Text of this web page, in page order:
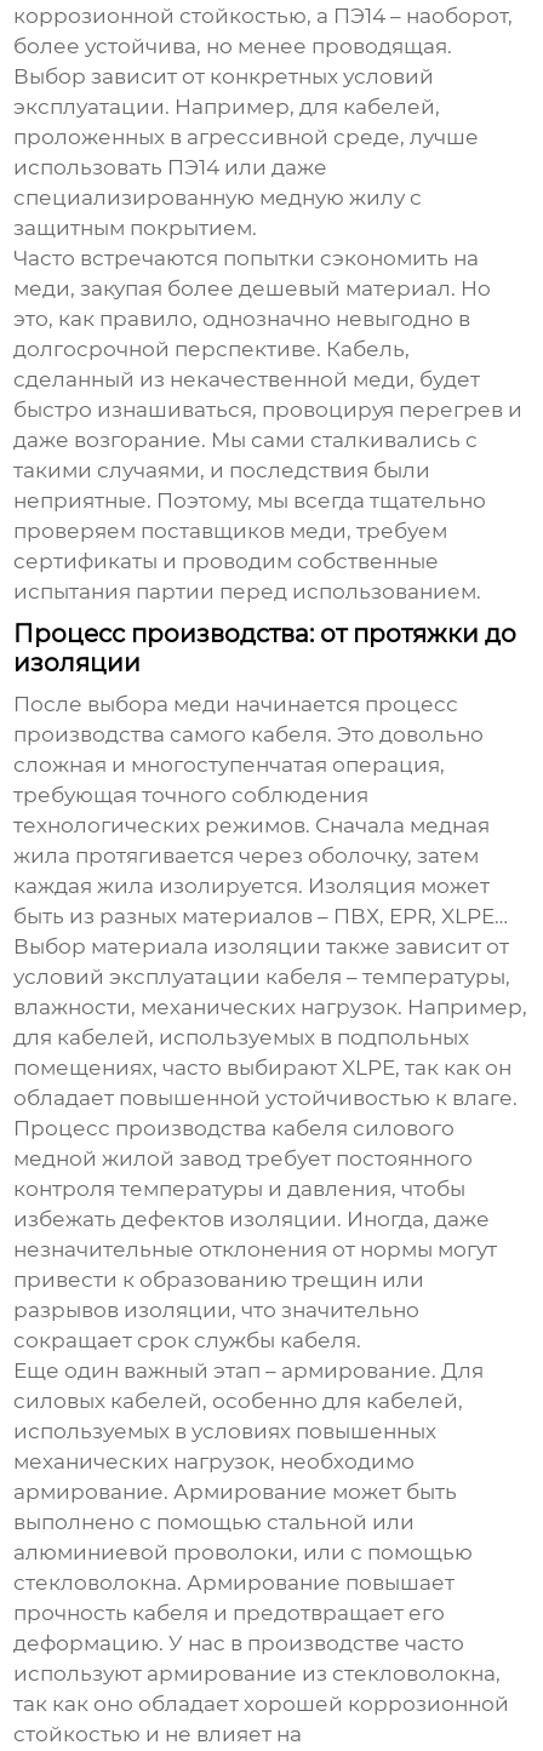
коррозионной стойкостью, а ПЭ14 – наоборот,
более устойчива, но менее проводящая.
Выбор зависит от конкретных условий
эксплуатации. Например, для кабелей,
проложенных в агрессивной среде, лучше
использовать ПЭ14 или даже
специализированную медную жилу с
защитным покрытием.
Часто встречаются попытки сэкономить на
меди, закупая более дешевый материал. Но
это, как правило, однозначно невыгодно в
долгосрочной перспективе. Кабель,
сделанный из некачественной меди, будет
быстро изнашиваться, провоцируя перегрев и
даже возгорание. Мы сами сталкивались с
такими случаями, и последствия были
неприятные. Поэтому, мы всегда тщательно
проверяем поставщиков меди, требуем
сертификаты и проводим собственные
испытания партии перед использованием.
Процесс производства: от протяжки до
изоляции
После выбора меди начинается процесс
производства самого кабеля. Это довольно
сложная и многоступенчатая операция,
требующая точного соблюдения
технологических режимов. Сначала медная
жила протягивается через оболочку, затем
каждая жила изолируется. Изоляция может
быть из разных материалов – ПВХ, EPR, XLPE…
Выбор материала изоляции также зависит от
условий эксплуатации кабеля – температуры,
влажности, механических нагрузок. Например,
для кабелей, используемых в подпольных
помещениях, часто выбирают XLPE, так как он
обладает повышенной устойчивостью к влаге.
Процесс производства кабеля силового
медной жилой завод требует постоянного
контроля температуры и давления, чтобы
избежать дефектов изоляции. Иногда, даже
незначительные отклонения от нормы могут
привести к образованию трещин или
разрывов изоляции, что значительно
сокращает срок службы кабеля.
Еще один важный этап – армирование. Для
силовых кабелей, особенно для кабелей,
используемых в условиях повышенных
механических нагрузок, необходимо
армирование. Армирование может быть
выполнено с помощью стальной или
алюминиевой проволоки, или с помощью
стекловолокна. Армирование повышает
прочность кабеля и предотвращает его
деформацию. У нас в производстве часто
используют армирование из стекловолокна,
так как оно обладает хорошей коррозионной
стойкостью и не влияет на